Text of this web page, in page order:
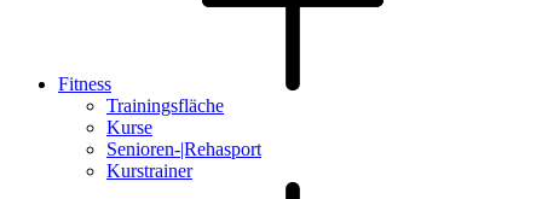
Fitness
Trainingsfläche
Kurse
Senioren-|Rehasport
Kurstrainer